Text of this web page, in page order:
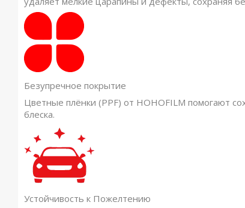
Безупречное покрытие
Цветные плёнки (PPF) от HOHOFILM помогают
блеска.
Устойчивость к Пожелтению